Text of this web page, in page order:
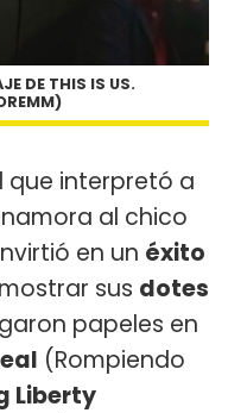
DE THIS IS US.
que interpretó a
al chico
en un éxito
sus dotes
papeles en
(Rompiendo
Liberty